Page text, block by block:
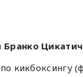
кикбоксингу